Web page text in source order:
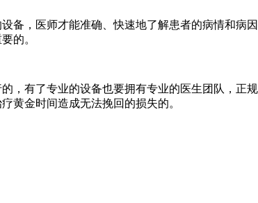
，医师才能准确、快速地了解患者的病情和病
的。
有了专业的设备也要拥有专业的医生团队，正
黄金时间造成无法挽回的损失的。